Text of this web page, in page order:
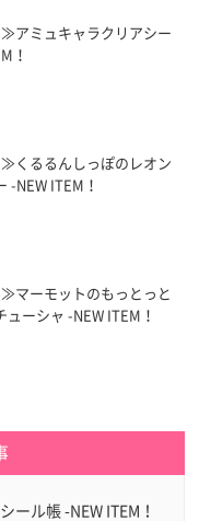
アミュキャラクリアシー
！
くるるんしっぽのレオン
-NEW ITEM！
マーモットのもっとっと
ューシャ -NEW ITEM！
ル帳 -NEW ITEM！